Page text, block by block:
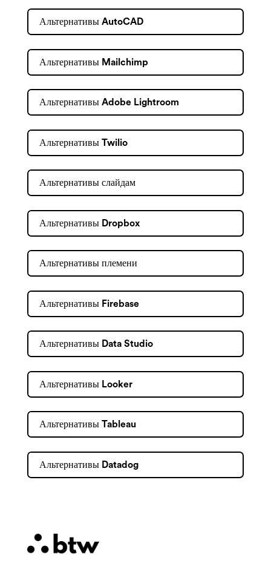
Альтернативы AutoCAD
Альтернативы Mailchimp
Альтернативы Adobe Lightroom
Альтернативы Twilio
Альтернативы слайдам
Альтернативы Dropbox
Альтернативы племени
Альтернативы Firebase
Альтернативы Data Studio
Альтернативы Looker
Альтернативы Tableau
Альтернативы Datadog